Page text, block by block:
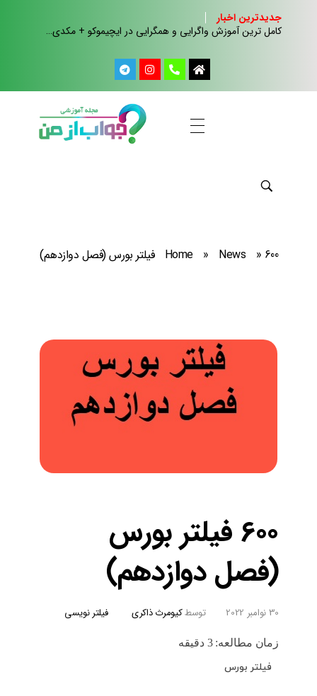
جدیدترین اخبار
کامل ترین آموزش واگرایی و همگرایی در ایچیموکو + مکدی…
Home » News » 600 فیلتر بورس (فصل دوازدهم)
600 فیلتر بورس
(فصل دوازدهم)
30 نوامبر 2022 توسطکیومرث ذاکری فیلتر نویسی
زمان مطالعه:3 دقیقه
فیلتر بورس